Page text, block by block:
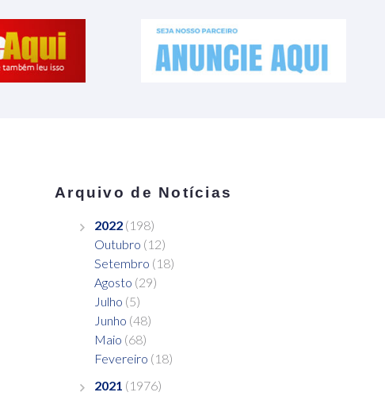
Arquivo de Notícias
2022 (198)
Outubro (12)
Setembro (18)
Agosto (29)
Julho (5)
Junho (48)
Maio (68)
Fevereiro (18)
2021 (1976)